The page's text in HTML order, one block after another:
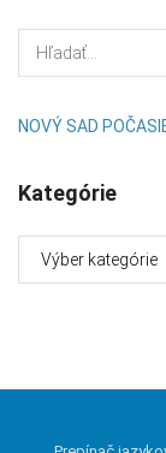
NOVÝ SAD
Kategórie